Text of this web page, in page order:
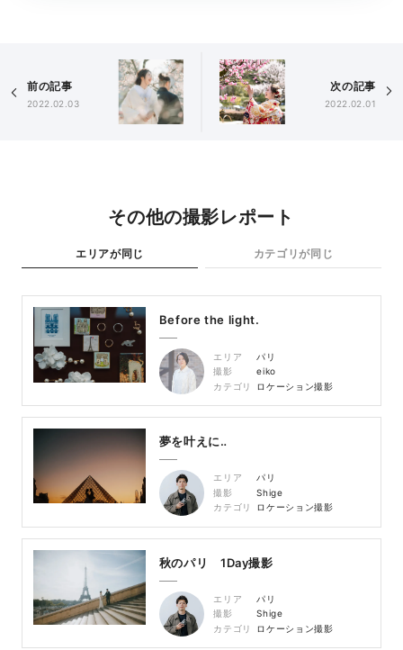
前の記事
2022.02.03
次の記事
2022.02.01
その他の撮影レポート
エリアが同じ カテゴリが同じ
Before the light.
エリア
パリ
撮影
eiko
カテゴリ
ロケーション撮影
夢を叶えに‥
エリア
パリ
撮影
Shige
カテゴリ
ロケーション撮影
秋のパリ 1Day撮影
エリア
パリ
撮影
Shige
カテゴリ
ロケーション撮影